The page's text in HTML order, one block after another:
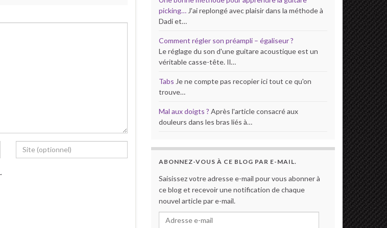
picking… J'ai replongé avec plaisir dans la méthode à
Dadi et…
Comment régler son préampli – égaliseur ?
Le réglage du son d'une guitare acoustique est un
véritable casse-tête. Il…
Tabs Je ne compte pas recopier ici tout ce qu'on
trouve…
Mal aux doigts ? Après l'article consacré aux
douleurs dans les bras liés à…
ABONNEZ-VOUS À CE BLOG PAR E-MAIL.
Saisissez votre adresse e-mail pour vous abonner à
ce blog et recevoir une notification de chaque
nouvel article par e-mail.
Adresse e-mail